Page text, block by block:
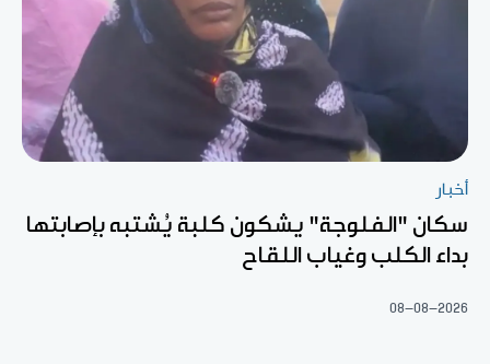
أخبار
سكان "الفلوجة" يشكون كلبة يُشتبه بإصابتها
بداء الكلب وغياب اللقاح
08-08-2026